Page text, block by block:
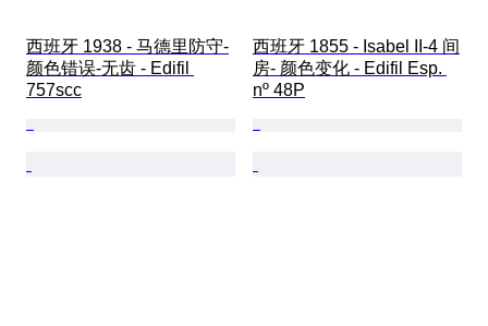
西班牙 1938 - 马德里防守-
颜色错误-无齿 - Edifil
757scc
西班牙 1855 - Isabel II-4 间
房- 颜色变化 - Edifil Esp.
nº 48P